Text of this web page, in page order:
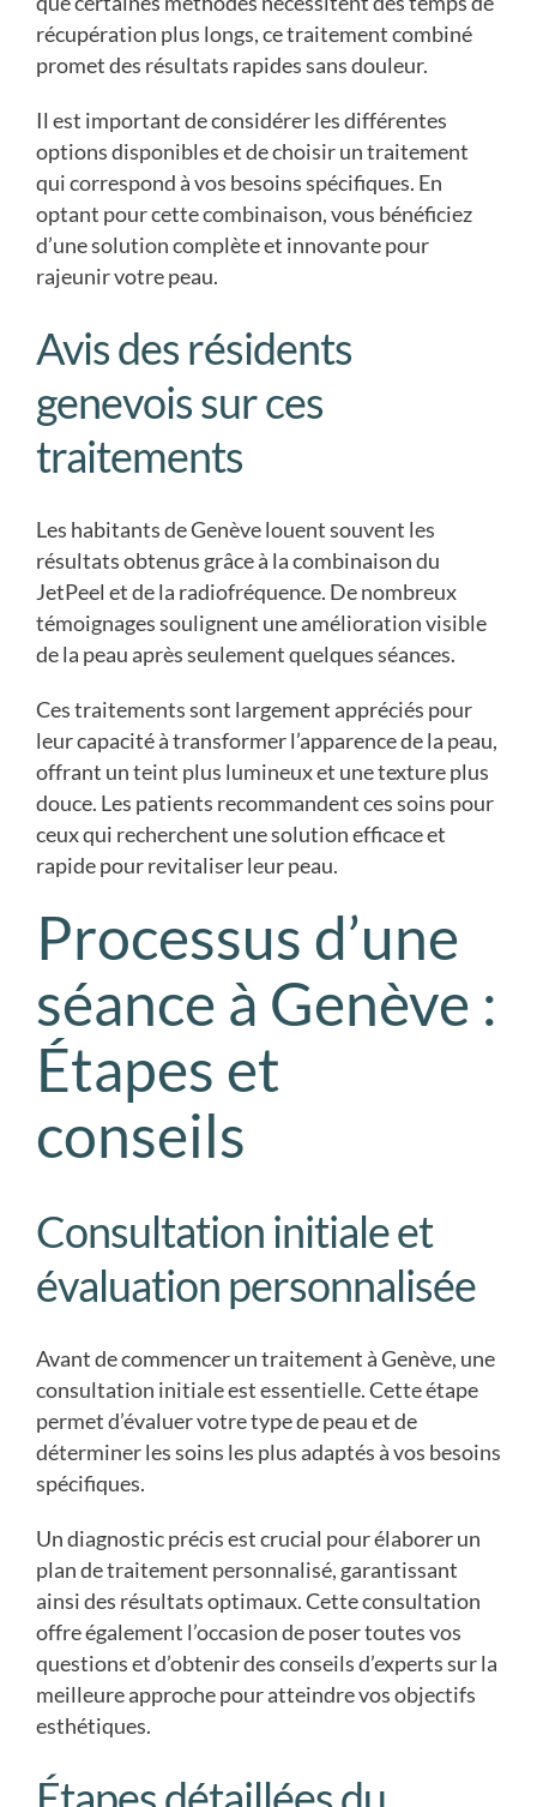
récupération plus longs, ce traitement combiné
promet des résultats rapides sans douleur.
Il est important de considérer les différentes
options disponibles et de choisir un traitement
qui correspond à vos besoins spécifiques. En
optant pour cette combinaison, vous bénéficiez
d’une solution complète et innovante pour
rajeunir votre peau.
Avis des résidents
genevois sur ces
traitements
Les habitants de Genève louent souvent les
résultats obtenus grâce à la combinaison du
JetPeel et de la radiofréquence. De nombreux
témoignages soulignent une amélioration visible
de la peau après seulement quelques séances.
Ces traitements sont largement appréciés pour
leur capacité à transformer l’apparence de la peau,
offrant un teint plus lumineux et une texture plus
douce. Les patients recommandent ces soins pour
ceux qui recherchent une solution efficace et
rapide pour revitaliser leur peau.
Processus d’une
séance à Genève :
Étapes et
conseils
Consultation initiale et
évaluation personnalisée
Avant de commencer un traitement à Genève, une
consultation initiale est essentielle. Cette étape
permet d’évaluer votre type de peau et de
déterminer les soins les plus adaptés à vos besoins
spécifiques.
Un diagnostic précis est crucial pour élaborer un
plan de traitement personnalisé, garantissant
ainsi des résultats optimaux. Cette consultation
offre également l’occasion de poser toutes vos
questions et d’obtenir des conseils d’experts sur la
meilleure approche pour atteindre vos objectifs
esthétiques.